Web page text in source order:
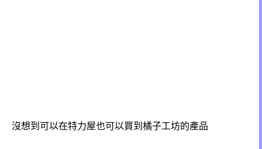
沒想到可以在特力屋也可以買到橘子工坊的產品